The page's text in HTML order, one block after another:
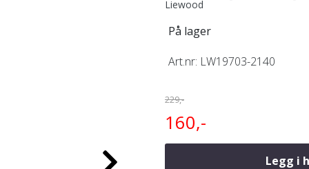
Liewood
På lager
Art.nr: LW19703-2140
229,-
160,-
Legg i